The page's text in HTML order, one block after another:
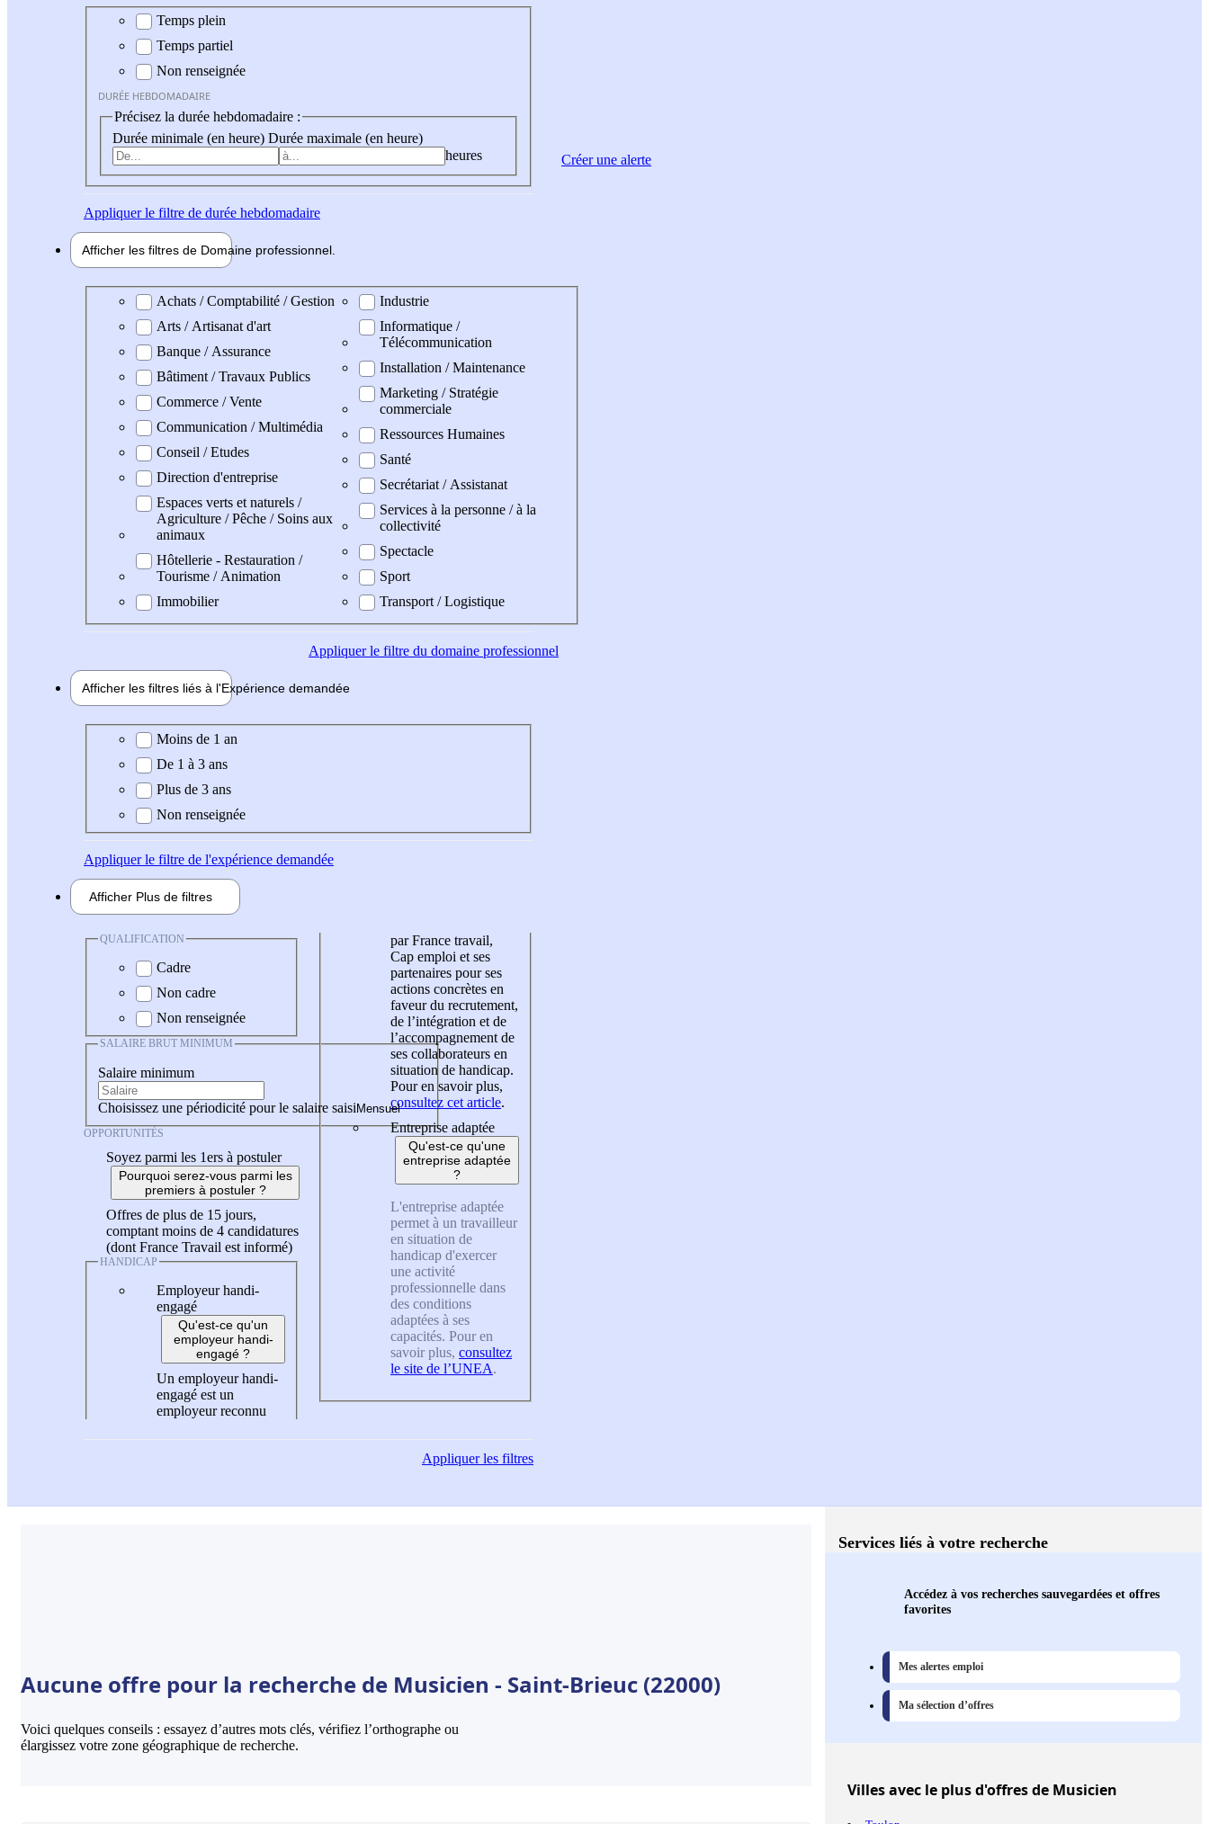
Durée hebdomadaire
Temps plein
Temps partiel
Non renseignée
DURÉE HEBDOMADAIRE
Précisez la durée hebdomadaire :
Durée minimale (en heure) Durée maximale (en heure)
heures
Appliquerle filtre de durée hebdomadaire
Afficher les filtres de Domaine professionnel
Domaine professionel
Achats / Comptabilité / Gestion
Arts / Artisanat d'art
Banque / Assurance
Bâtiment / Travaux Publics
Commerce / Vente
Communication / Multimédia
Conseil / Etudes
Direction d'entreprise
Espaces verts et naturels /
Agriculture / Pêche / Soins aux
animaux
Hôtellerie - Restauration /
Tourisme / Animation
Immobilier
Industrie
Informatique /
Télécommunication
Installation / Maintenance
Marketing / Stratégie
commerciale
Ressources Humaines
Santé
Secrétariat / Assistanat
Services à la personne / à la
collectivité
Spectacle
Sport
Transport / Logistique
Appliquerle filtre du domaine professionnel
Afficher les filtres liés à l'Expérience demandée
Expérience demandée
Moins de 1 an
De 1 à 3 ans
Plus de 3 ans
Non renseignée
Appliquerle filtre de l'expérience demandée
Afficher Plus de filtres
QUALIFICATION
Cadre
Non cadre
Non renseignée
SALAIRE BRUT MINIMUM
Salaire minimum
Choisissez une périodicité pour le salaire saisi
OPPORTUNITÉS
Soyez parmi les 1ers à postuler
Pourquoi serez-vous parmi les
premiers à postuler ?
Offres de plus de 15 jours,
comptant moins de 4 candidatures
(dont France Travail est informé)
HANDICAP
Employeur handi-
engagé
Qu'est-ce qu'un
employeur handi-
engagé ?
Un employeur handi-
engagé est un
employeur reconnu
par France travail,
Cap emploi et ses
partenaires pour ses
actions concrètes en
faveur du recrutement,
de l’intégration et de
l’accompagnement de
ses collaborateurs en
situation de handicap.
Pour en savoir plus,
consultez cet article.
Entreprise adaptée
Qu'est-ce qu'une
entreprise adaptée
?
L'entreprise adaptée
permet à un travailleur
en situation de
handicap d'exercer
une activité
professionnelle dans
des conditions
adaptées à ses
capacités. Pour en
savoir plus, consultez
le site de l’UNEA.
Appliquerles filtres
Créer une alerte
Aucune offre pour la recherche de Musicien - Saint-Brieuc (22000)
Voici quelques conseils : essayez d’autres mots clés, vérifiez l’orthographe ou
élargissez votre zone géographique de recherche.
Services liés à votre recherche
Accédez à vos recherches sauvegardées et offres
favorites
Mes alertes emploi
Ma sélection d’offres
Villesavec le plus d'offres de Musicien